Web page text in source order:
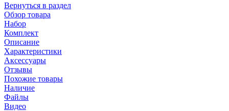
Вернуться в раздел
Обзор товара
Набор
Комплект
Описание
Характеристики
Аксессуары
Отзывы
Похожие товары
Наличие
Файлы
Видео